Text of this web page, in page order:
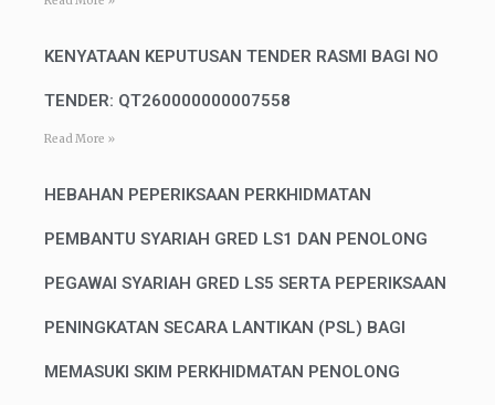
KENYATAAN KEPUTUSAN TENDER RASMI BAGI NO
TENDER: QT260000000007558
Read More »
HEBAHAN PEPERIKSAAN PERKHIDMATAN
PEMBANTU SYARIAH GRED LS1 DAN PENOLONG
PEGAWAI SYARIAH GRED LS5 SERTA PEPERIKSAAN
PENINGKATAN SECARA LANTIKAN (PSL) BAGI
MEMASUKI SKIM PERKHIDMATAN PENOLONG